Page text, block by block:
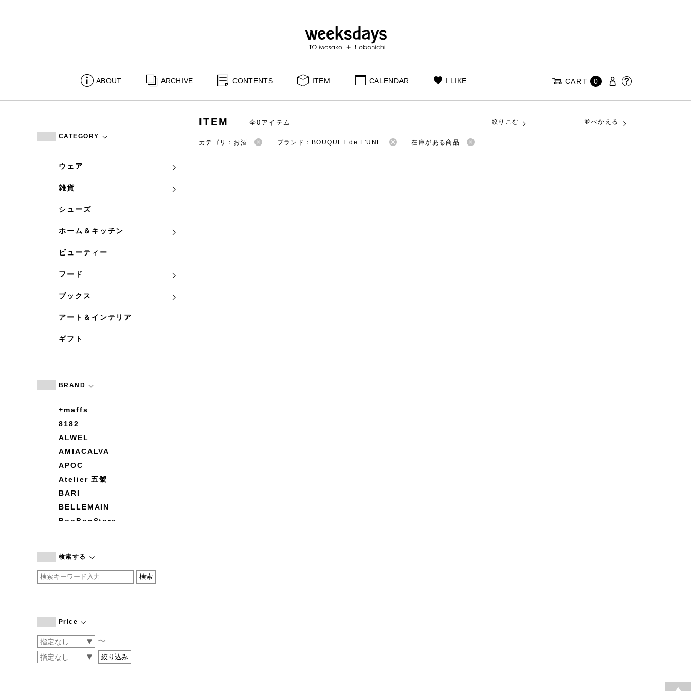
ABOUT ARCHIVE CONTENTS ITEM CALENDAR I LIKE CART 0
CATEGORY
ウェア
雑貨
シューズ
ホーム＆キッチン
ビューティー
フード
ブックス
アート＆インテリア
ギフト
BRAND
+maffs
8182
ALWEL
AMIACALVA
APOC
Atelier 五號
BARI
BELLEMAIN
BonBonStore
by basics
CATWORTH
COGTHEBIGSMOKE
CONVERSE
DEAN & DELUCA
検索する
Price
〜
ITEM 全0アイテム 絞りこむ 並べかえる
カテゴリ：お酒 ブランド：BOUQUET de L'UNE 在庫がある商品